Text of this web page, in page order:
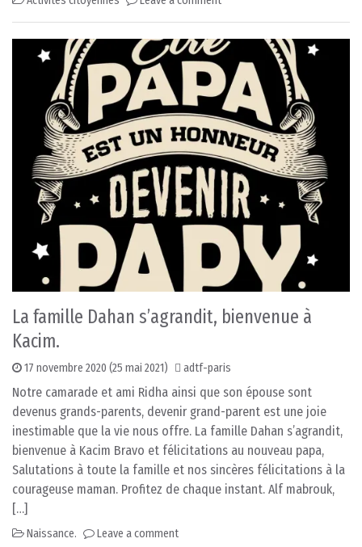
La famille Dahan s’agrandit, bienvenue à
Kacim.
17 novembre 2020 (25 mai 2021) adtf-paris
Notre camarade et ami Ridha ainsi que son épouse sont
devenus grands-parents, devenir grand-parent est une joie
inestimable que la vie nous offre. La famille Dahan s’agrandit,
bienvenue à Kacim Bravo et félicitations au nouveau papa,
Salutations à toute la famille et nos sincères félicitations à la
courageuse maman. Profitez de chaque instant. Alf mabrouk,
[…]
Naissance. Leave a comment